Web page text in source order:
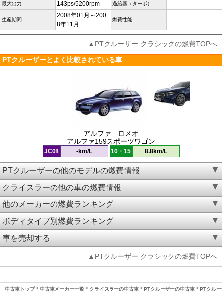
最大出力 143ps/5200rpm 過給器（ターボ） -
生産期間
2008年01月～200
8年11月
燃費性能 -
▲PTクルーザー クラシックの燃費TOPへ
PTクルーザーとよく比較されている車
アルファ ロメオ
アルファ159スポーツワゴン
JC08 -km/L 10・15 8.8km/L
PTクルーザーの他のモデルの燃費情報
クライスラーの他の車の燃費情報
他のメーカーの燃費ランキング
ボディタイプ別燃費ランキング
車を売却する
▲PTクルーザー クラシックの燃費TOPへ
中古車トップ 中古車メーカー一覧 クライスラーの中古車 PTクルーザーの中古車 PTクル